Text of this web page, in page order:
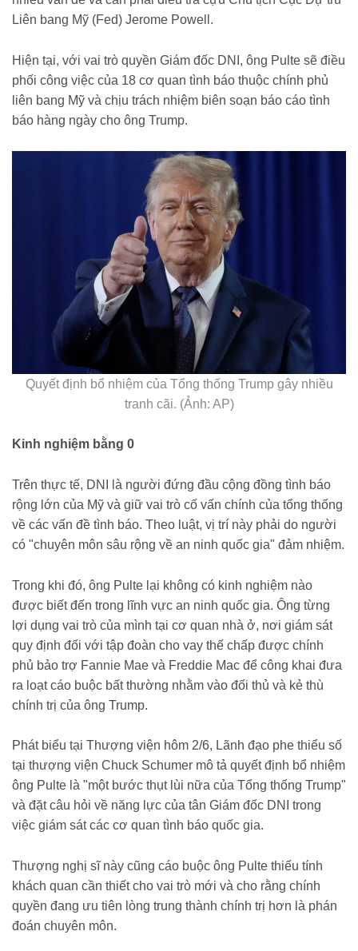
Liên bang Mỹ (Fed) Jerome Powell.
Hiện tại, với vai trò quyền Giám đốc DNI, ông Pulte sẽ điều
phối công việc của 18 cơ quan tình báo thuộc chính phủ
liên bang Mỹ và chịu trách nhiệm biên soạn báo cáo tình
báo hàng ngày cho ông Trump.
Quyết định bổ nhiệm của Tổng thống Trump gây nhiều
tranh cãi. (Ảnh: AP)
Kinh nghiệm bằng 0
Trên thực tế, DNI là người đứng đầu cộng đồng tình báo
rộng lớn của Mỹ và giữ vai trò cố vấn chính của tổng thống
về các vấn đề tình báo. Theo luật, vị trí này phải do người
có "chuyên môn sâu rộng về an ninh quốc gia" đảm nhiệm.
Trong khi đó, ông Pulte lại không có kinh nghiệm nào
được biết đến trong lĩnh vực an ninh quốc gia. Ông từng
lợi dụng vai trò của mình tại cơ quan nhà ở, nơi giám sát
quy định đối với tập đoàn cho vay thế chấp được chính
phủ bảo trợ Fannie Mae và Freddie Mac để công khai đưa
ra loạt cáo buộc bất thường nhằm vào đối thủ và kẻ thù
chính trị của ông Trump.
Phát biểu tại Thượng viện hôm 2/6, Lãnh đạo phe thiểu số
tại thượng viện Chuck Schumer mô tả quyết định bổ nhiệm
ông Pulte là "một bước thụt lùi nữa của Tổng thống Trump"
và đặt câu hỏi về năng lực của tân Giám đốc DNI trong
việc giám sát các cơ quan tình báo quốc gia.
Thượng nghị sĩ này cũng cáo buộc ông Pulte thiếu tính
khách quan cần thiết cho vai trò mới và cho rằng chính
quyền đang ưu tiên lòng trung thành chính trị hơn là phán
đoán chuyên môn.